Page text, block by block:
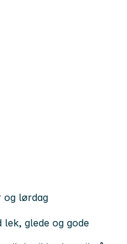
og lørdag
glede og gode